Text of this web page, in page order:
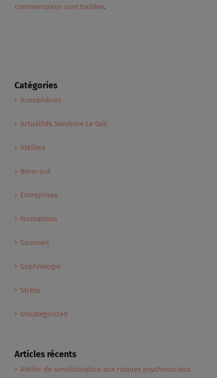
commentaires sont traitées.
Catégories
Acouphènes
Actualités Sandrine Le Gall
Ateliers
Burn-out
Entreprises
Formations
Sommeil
Sophrologie
Stress
Uncategorized
Articles récents
Atelier de sensibilisation aux risques psychosociaux